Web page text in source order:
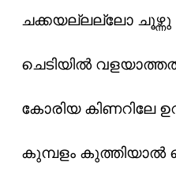
ചക്കയല്ലല്ലോ
ചെടിയിൽ
കോരിയ കിണറിലേ
കുമ്പളം കുത്തിയാൽ